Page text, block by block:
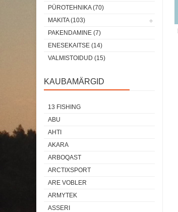
PÜROTEHNIKA (70)
MAKITA (103)
PAKENDAMINE (7)
ENESEKAITSE (14)
VALMISTOIDUD (15)
KAUBAMÄRGID
13 FISHING
ABU
AHTI
AKARA
ARBOQAST
ARCTIXSPORT
ARE VOBLER
ARMYTEK
ASSERI